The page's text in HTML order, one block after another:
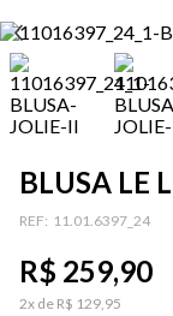
BLUSA LE
: 11.01.6397_24
R$ 259,90
2x de R$ 129,95